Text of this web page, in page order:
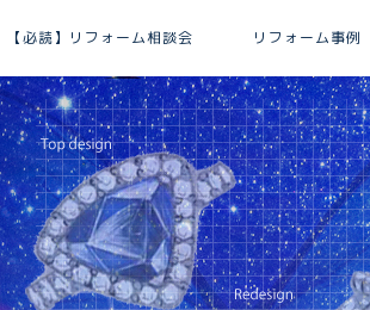
【必読】リフォーム相談会 リフォーム事例